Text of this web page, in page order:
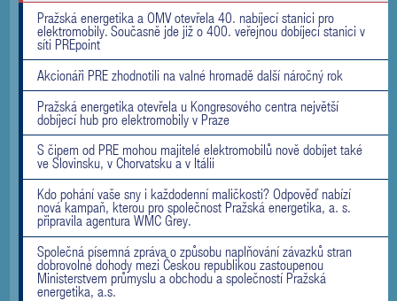
Pražská energetika a OMV otevřela 40. nabíjecí stanici pro
elektromobily. Současně jde již o 400. veřejnou dobíjecí stanici v
síti PREpoint
Akcionáři PRE zhodnotili na valné hromadě další náročný rok
Pražská energetika otevřela u Kongresového centra největší
dobíjecí hub pro elektromobily v Praze
S čipem od PRE mohou majitelé elektromobilů nově dobíjet také
ve Slovinsku, v Chorvatsku a v Itálii
Kdo pohání vaše sny i každodenní maličkosti? Odpověď nabízí
nová kampaň, kterou pro společnost Pražská energetika, a. s.
připravila agentura WMC Grey.
Společná písemná zpráva o způsobu naplňování závazků stran
dobrovolné dohody mezi Českou republikou zastoupenou
Ministerstvem průmyslu a obchodu a společností Pražská
energetika, a.s.